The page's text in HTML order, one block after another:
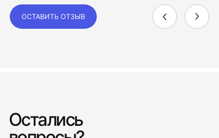
ОСТАВИТЬ ОТЗЫВ
Остались